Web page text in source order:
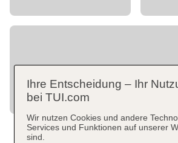
Ihre Entscheidung – Ihr
bei TUI.com
Wir nutzen Cookies und andere
Services und Funktionen auf unserer
sind.